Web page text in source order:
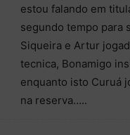
estou falando em
segundo tempo para
Siqueira e Artur
tecnica, Bonamigo
enquanto isto Curuá
na reserva…..